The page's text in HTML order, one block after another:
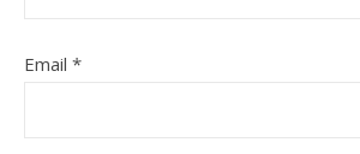
Email *